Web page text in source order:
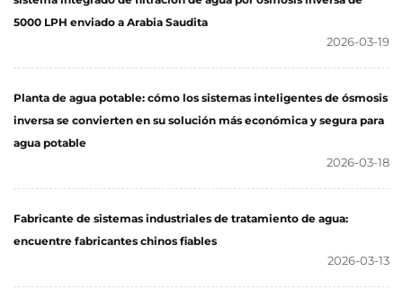
5000 LPH enviado a Arabia Saudita
2026-03-19
Planta de agua potable: cómo los sistemas inteligentes de ósmosis
inversa se convierten en su solución más económica y segura para
agua potable
2026-03-18
Fabricante de sistemas industriales de tratamiento de agua:
encuentre fabricantes chinos fiables
2026-03-13